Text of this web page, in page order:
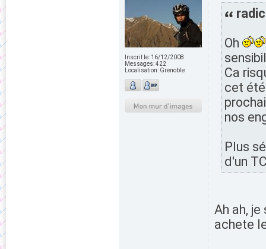
Inscrit le: 16/12/2008
Messages:422
Localisation: Grenoble
Oh
Ca
cet
nos
Plus
d'un
Ah ah,
achete